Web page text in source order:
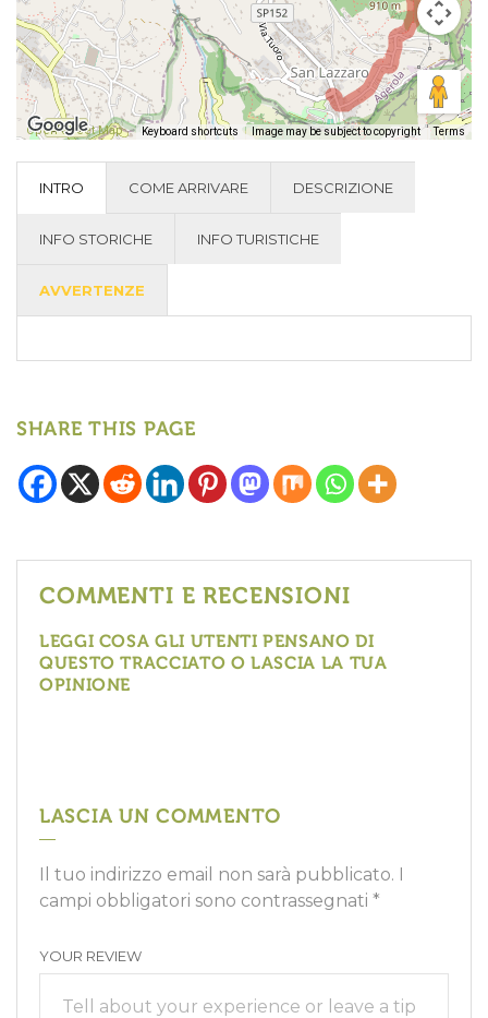
Open Street Map- Keyboard shortcuts Image may be subject to copyright Terms
INTRO COME ARRIVARE DESCRIZIONE
INFO STORICHE INFO TURISTICHE
AVVERTENZE
SHARE THIS PAGE
COMMENTI E RECENSIONI
LEGGI COSA GLI UTENTI PENSANO DI
QUESTO TRACCIATO O LASCIA LA TUA
OPINIONE
LASCIA UN COMMENTO
Il tuo indirizzo email non sarà pubblicato. I
campi obbligatori sono contrassegnati *
YOUR REVIEW